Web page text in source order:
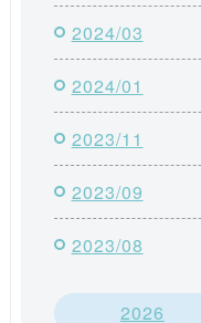
2024/03
2024/01
2023/11
2023/09
2023/08
2026